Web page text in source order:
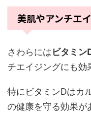
美肌やアンチエ
さわらにはビタミン
チエイジングにも効
特にビタミンDはカ
の健康を守る効果が